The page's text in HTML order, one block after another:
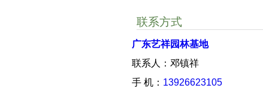
联系方式
广东艺祥园林基地
联系人：邓镇祥
手 机： 13926623105